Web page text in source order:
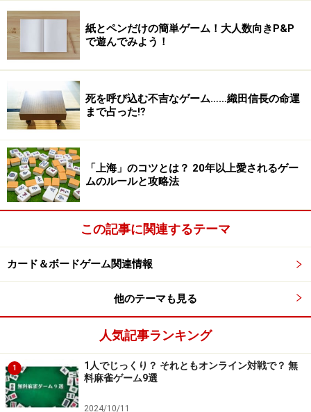
とも高いプレイヤーが勝者となります。
このゲームのキモは、ランダムウォークするオマールを
どうにか制御し、効率よく絨毯を敷くことが勝負のアヤ
になってきます。そして・・・
絨毯に隠された秘密がゲームを盛り上げる→
※記事内容は執筆時点のものです。最新の内容をご確認くださ
い。
1/3
紙とペンだけの簡単ゲーム！大人数向きP&P
で遊んでみよう！
死を呼び込む不吉なゲーム……織田信長の命運
まで占った⁉︎
「上海」のコツとは？ 20年以上愛されるゲー
ムのルールと攻略法
この記事に関連するテーマ
カード＆ボードゲーム関連情報
他のテーマも見る
人気記事ランキング
1
1人でじっくり？ それともオンライン対戦で？ 無
料麻雀ゲーム9選
2024/10/11